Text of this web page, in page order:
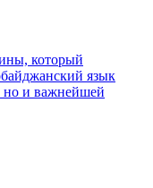
который
язык
но и важнейшей